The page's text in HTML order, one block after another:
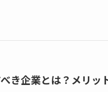
き企業とは？メリッ